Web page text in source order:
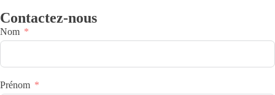
Contactez-nous
Nom
Prénom